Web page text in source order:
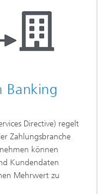
Banking
Directive) regelt
Zahlungsbranche
können
Kundendaten
Mehrwert zu